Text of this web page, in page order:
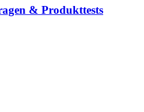
& Produkttests